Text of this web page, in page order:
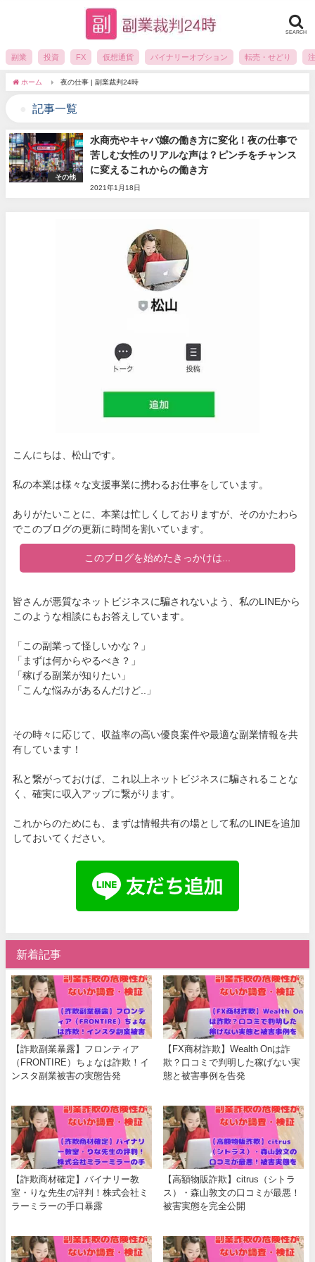
SEARCH
副業 投資 FX 仮想通貨 バイナリーオプション 転売・せどり
ホーム 夜の仕事 | 副業裁判24時
記事一覧
その他
水商売やキャバ嬢の働き方に変化！夜の仕事で
苦しむ女性のリアルな声は？ピンチをチャンス
に変えるこれからの働き方
2021年1月18日
こんにちは、松山です。
私の本業は様々な支援事業に携わるお仕事をしています。
ありがたいことに、本業は忙しくしておりますが、そのかたわら
でこのブログの更新に時間を割いています。
このブログを始めたきっかけは...
皆さんが悪質なネットビジネスに騙されないよう、私のLINEから
このような相談にもお答えしています。
「この副業って怪しいかな？」
「まずは何からやるべき？」
「稼げる副業が知りたい」
「こんな悩みがあるんだけど..」
その時々に応じて、収益率の高い優良案件や最適な副業情報を共
有しています！
私と繋がっておけば、これ以上ネットビジネスに騙されることな
く、確実に収入アップに繋がります。
これからのためにも、まずは情報共有の場として私のLINEを追加
しておいてください。
新着記事
【詐欺副業暴露】フロンティア
（FRONTIRE）ちょなは詐欺！イ
ンスタ副業被害の実態告発
【FX商材詐欺】Wealth Onは詐
欺？口コミで判明した稼げない実
態と被害事例を告発
【詐欺商材確定】バイナリー教
室・りな先生の評判！株式会社ミ
ラーミラーの手口暴露
【高額物販詐欺】citrus（シトラ
ス）・森山敦文の口コミが最悪！
被害実態を完全公開